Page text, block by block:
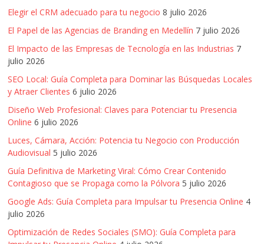
Elegir el CRM adecuado para tu negocio 8 julio 2026
El Papel de las Agencias de Branding en Medellín 7 julio 2026
El Impacto de las Empresas de Tecnología en las Industrias 7
julio 2026
SEO Local: Guía Completa para Dominar las Búsquedas Locales
y Atraer Clientes 6 julio 2026
Diseño Web Profesional: Claves para Potenciar tu Presencia
Online 6 julio 2026
Luces, Cámara, Acción: Potencia tu Negocio con Producción
Audiovisual 5 julio 2026
Guía Definitiva de Marketing Viral: Cómo Crear Contenido
Contagioso que se Propaga como la Pólvora 5 julio 2026
Google Ads: Guía Completa para Impulsar tu Presencia Online 4
julio 2026
Optimización de Redes Sociales (SMO): Guía Completa para